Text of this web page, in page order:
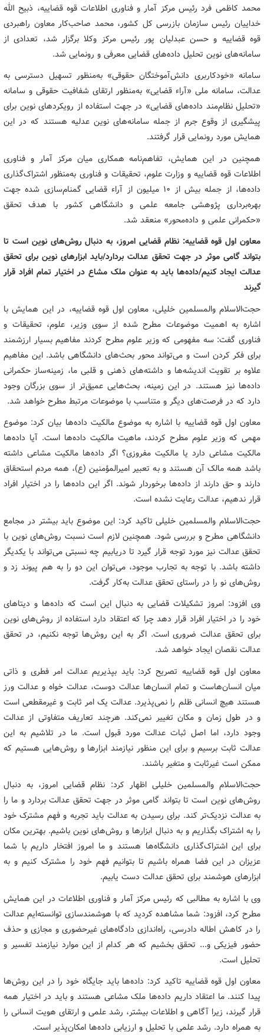
محمد کاظمی فرد رئیس مرکز آمار و فناوری اطلاعات قوه قضاییه، ذبیح الله
خداییان رئیس سازمان بازرسی کل کشور، محمد صاحب‌کار معاون راهبردی
قوه قضاییه و حسن عبدلیان پور رئیس مرکز وکلا برگزار شد، تعدادی از
سامانه‌های نوین تحلیل داده‌های قضایی معرفی و رونمایی شد.
سامانه «خودکاربری دانش‌آموختگان حقوقی» به‌منظور تسهیل دسترسی به
عدالت، سامانه ملی «آراء قضایی» به‌منظور ارتقای شفافیت حقوقی و سامانه
«تحلیل نظام‌مند داده‌های قضایی» در جهت استفاده از رویکردهای نوین برای
پیشگیری از وقوع جرم از جمله سامانه‌های نوین عدلیه هستند که در این
همایش مورد رونمایی قرار گرفتند.
همچنین در این همایش، تفاهم‌نامه همکاری میان مرکز آمار و فناوری
اطلاعات قوه قضاییه و وزارت علوم، تحقیقات و فناوری به‌منظور اشتراک‌گذاری
داده‌ها، از جمله بیش از 10 میلیون از آراء قضایی گمنام‌سازی شده جهت
بهره‌برداری پژوهشی جامعه علمی و دانشگاهی کشور با هدف تحقق
«حکمرانی علمی و داده‌محور» منعقد شد.
معاون اول قوه قضاییه: نظام قضایی امروز، به دنبال روش‌های نوین است تا
بتواند گامی موثر در جهت تحقق عدالت بردارد/باید ابزارهای نوین برای تحقق
عدالت ایجاد کنیم/داده‌ها باید به عنوان ملک مشاع در اختیار تمام افراد قرار
گیرند
حجت‌الاسلام والمسلمین خلیلی، معاون اول قوه قضاییه، در این همایش با
اشاره به اهمیت موضوعات مطرح شده از سوی وزیر، علوم، تحقیقات و
فناوری گفت: سه مفهومی که وزیر علوم مطرح کردند مفاهیم بسیار ارزشمند
برای فکر کردن است و می‌تواند محور بحث‌های دانشگاهی باشد. این مفاهیم
علاوه بر تقویت اندیشه‌ها و داشته‌های ذهنی و قلبی ما، زمینه‌ساز حکمرانی
داده‌ها نیز هستند. در این زمینه، بحث‌هایی عمیق‌تر از سوی بزرگان وجود
دارد که در فرصت‌های دیگر و متناسب با موضوعات مرتبط مطرح خواهد شد.
معاون اول قوه قضاییه با اشاره به موضوع مالکیت داده‌ها بیان کرد: موضوع
مهمی که وزیر علوم مطرح کردند، ماهیت مالکیت داده‌ها است. آیا داده‌ها
مالکیت مشاعی دارد یا مالکیت مفروزی؟ اگر داده‌ها مالکیت مشاعی داشته
باشد همه مالک آن هستند و به تعبیر امیرالمؤمنین (ع)، همه مردم استحقاق
دارند و حق دارند از داده‌ها برخوردار شوند. اگر این داده‌ها را در اختیار افراد
قرار ندهیم، عدالت رعایت نشده است.
حجت‌الاسلام والمسلمین خلیلی تاکید کرد: این موضوع باید بیشتر در مجامع
دانشگاهی مطرح و بررسی شود. همچنین لازم است نسبت روش‌های نوین با
تحقق عدالت نیز مورد توجه قرار گیرد تا دریابیم چه نسبتی می‌تواند با یکدیگر
داشته باشد. با توجه به تجارب موجود، می‌توان این دو را به هم پیوند زد و
روش‌های نو را در راستای تحقق عدالت به‌کار گرفت.
وی افزود: امروز تشکیلات قضایی به دنبال این است که داده‌ها و دیتاهای
خود را در اختیار افراد قرار دهد چرا که اعتقاد دارد استفاده از روش‌های نوین
برای تحقق عدالت ضروری است. اگر به این روش‌ها توجه نکنیم، در تحقق
عدالت نقصان ایجاد خواهد شد.
معاون اول قوه قضاییه تصریح کرد: باید بپذیریم عدالت امر فطری و ذاتی
میان انسان‌هاست و تمام انسان‌ها عدالت دوست، عدالت خواه و عدالت ورز
هستند هیچ انسانی ظلم را نمی‌پذیرد. عدالت یک امر ثابت و غیرمقطعی است
و در طول زمان و مکان تغییر نمی‌کند. هرچند تعاریف متفاوتی از عدالت
وجود دارد، اما اصل ثبات عدالت مورد قبول است. ما در تلاشیم به این
عدالت ثابت برسیم و برای این منظور نیازمند ابزارها و روش‌هایی هستیم که
ممکن است غیرثابت و متغیر باشند.
حجت‌الاسلام والمسلمین خلیلی اظهار کرد: نظام قضایی امروز، به دنبال
روش‌های نوین است تا بتواند گامی موثر در جهت تحقق عدالت بردارد و ما را
به عدالت نزدیک‌تر کند. برای رسیدن به عدالت باید تجربه و فهم مشترک خود
را به اشتراک بگذاریم و به دنبال ابزارها و روش‌های نوین باشیم. بهترین مکان
برای این اشتراک‌گذاری دانشگاه‌ها هستند و ما امروز افتخار داریم با شما
عزیزان در این فضا همراه باشیم تا بتوانیم فهم خود را مشترک کنیم و به
ابزارهای هوشمند برای تحقق عدالت دست یابیم.
وی با اشاره به مطالبی که رئیس مرکز آمار و فناوری اطلاعات در این همایش
مطرح کرد، افزود: شما مشاهده کردید که با هوشمندسازی توانسته‌ایم عدالت
را در کاهش اطاله دادرسی، راه‌اندازی دادگاه‌های غیرحضوری و مجازی و حذف
حضور فیزیکی و... تحقق بخشیم که هر کدام از این موارد نیازمند تفسیر و
تحلیل است.
معاون اول قوه قضاییه تاکید کرد: داده‌ها باید جایگاه خود را در این روش‌ها
پیدا کنند. ما اعتقاد داریم داده‌ها ملک مشاعی هستند و باید در اختیار همه
قرار گیرند، زیرا آگاهی و اطلاعات بیشتر، رشد علمی و ارتقای هویت انسانی را
به همراه دارد. رشد علمی با تحلیل و ارزیابی داده‌ها امکان‌پذیر است.